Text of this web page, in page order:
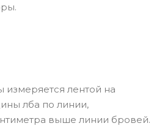
измеряется лентой на
лба по линии,
выше линии бровей.